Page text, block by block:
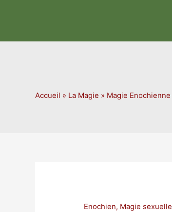
Accueil » La Magie » Magie Enochienne
Enochien, Magie sexuelle